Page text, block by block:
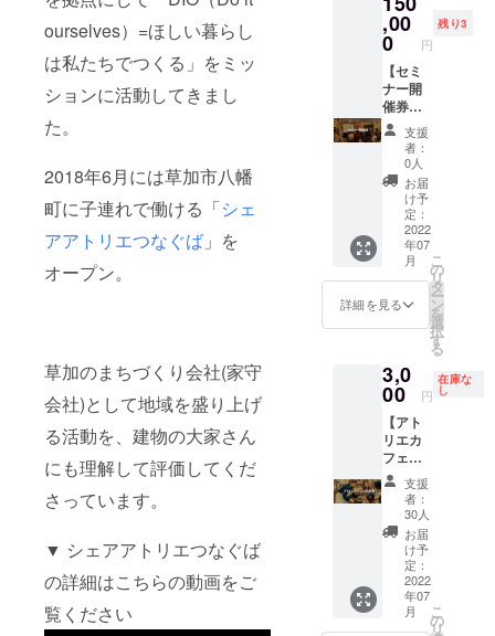
ourselves）=ほしい暮らし
は私たちでつくる」をミッ
ションに活動してきまし
た。
2018年6月には草加市八幡
町に子連れで働ける「シェ
アアトリエつなぐば 」を
オープン。
草加のまちづくり会社(家守
会社)として地域を盛り上げ
る活動を、建物の大家さん
にも理解して評価してくだ
さっています。
▼ シェアアトリエつなぐば
の詳細はこちらの動画をご
覧ください
含
む））
となり
ます ※
HP内へ
のお名
前の掲
載は
2023年
6月末ま
でにな
ります
オリジ
ナル手
ぬぐい
は初回
来店時
にお渡
ししま
す
せんべ
い1袋
・つな
ぐばオ
リジナ
ル保冷
バッグ1
個 ・つ
なぐば
オリジ
ナルサ
コッ
シュ1個
・シェ
アアト
リエつ
なぐば
季刊誌
の案内
リーフ
レット
・さい
かちど
ブンコ
HP内に
お名前
を記載
※ 商品
はご指
定のご
住所に
発送を
させて
の発行
※ さい
かちど
ブンコ
図書
カード
は初回
来店時
にお渡
ししま
す ※ さ
いかち
どブン
コ図書
カード
の期限
は図書
効です
※【必須
事項】
支援
時、お
名前の
掲載を
希望さ
れるお
名前を
「備考
欄」に
必ずご
記入く
ださい
券（1
回） ・
感謝の
気持ち
を込め
て御礼
のメッ
セージ
(メッ
セージ
は本サ
イトの
メッ
セージ
にてお
送りさ
せてい
ただき
ます。)
にお楽
しみの
お土産
付き ・
さいか
ちどブ
ンコ HP
内にお
名前を
記載 ※
ご案内
の日程
や詳し
い打ち
合わせ
力でお
礼の
メッ
セージ
を送り
しま
す。 ※
支援し
てくだ
さった
方々の
お名前
をさい
かちど
ブンコ
内に刻
印させ
ていた
だきま
（企業
名・団
体名も
可能）
▼リ
ターン
内容 ・
感謝の
気持ち
を込め
て御礼
のメッ
セージ
(メッ
セージ
,00
0 円
残り3
【セミ
ナー開
催券】
全国各
地でリ
ノベー
ション
まちづ
くりや
私たち
の月3万
円ビジ
ネスに
取り組
むつな
ぐば家
小嶋直
と松村
美乃里
があな
たの町
に出向
いてセ
ミナー
を開催
しま
す！ ▼
リター
ン内容
・セミ
ナー開
支援
者：
0人
お届
け予
定：
2022
年07
月
詳細を見る
こ
の
リ
タ
ー
ン
を
選
択
す
る
3,0
00 円
在庫な
し
【アト
リエカ
フェ
1000円
分チ
ケッ
ト】
シェア
アトリ
エつな
ぐばの
1Fカ
支援
者：
30人
お届
け予
定：
2022
年07
月
こ
の
リ